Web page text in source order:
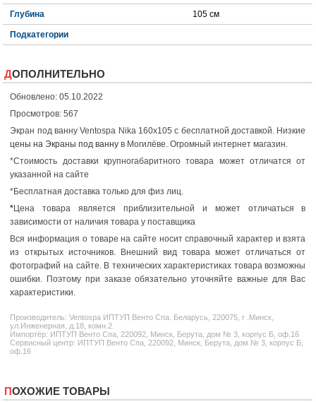
Глубина 105 см
Подкатегории
ДОПОЛНИТЕЛЬНО
Обновлено: 05.10.2022
Просмотров: 567
Экран под ванну Ventospa Nika 160x105 с бесплатной доставкой. Низкие
цены на Экраны под ванну в Могилёве. Огромный интернет магазин.
*Стоимость доставки крупногабаритного товара может отличатся от
указанной на сайте
*Бесплатная доставка только для физ лиц.
*Цена товара является приблизительной и может отличаться в
зависимости от наличия товара у поставщика
Вся информация о товаре на сайте носит справочный характер и взята
из открытых источников. Внешний вид товара может отличаться от
фотографий на сайте. В технических характеристиках товара возможны
ошибки. Поэтому при заказе обязательно уточняйте важные для Вас
характеристики.
Производитель:Ventospa ИПТУП Венто Спа. Беларусь, 220075, г .Минск,
ул.Инженерная, д.18, комн.2.
Импортёр: ИПТУП Венто Спа, 220092, Минск, Берута, дом № 3, корпус Б, оф.16
Сервисный центр: ИПТУП Венто Спа, 220092, Минск, Берута, дом № 3, корпус Б,
оф.16
ПОХОЖИЕ ТОВАРЫ